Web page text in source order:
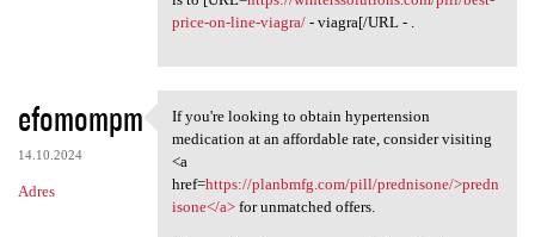
price-on-line-viagra/- viagra[/URL - .
efomompm
14.10.2024
Adres
If you're looking to obtain
If you're looking to obtain hypertension
medication at an affordable rate, consider visiting
<a
href=https://planbmfg.com/pill/prednisone/>predn
isone</a>for unmatched offers.